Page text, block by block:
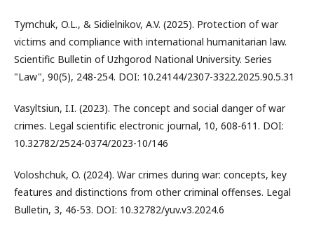
Tymchuk, O.L., & Sidielnikov, A.V. (2025). Protection of war
victims and compliance with international humanitarian law.
Scientific Bulletin of Uzhgorod National University. Series
"Law", 90(5), 248-254. DOI: 10.24144/2307-3322.2025.90.5.31
Vasyltsiun, I.I. (2023). The concept and social danger of war
crimes. Legal scientific electronic journal, 10, 608-611. DOI:
10.32782/2524-0374/2023-10/146
Voloshchuk, O. (2024). War crimes during war: concepts, key
features and distinctions from other criminal offenses. Legal
Bulletin, 3, 46-53. DOI: 10.32782/yuv.v3.2024.6